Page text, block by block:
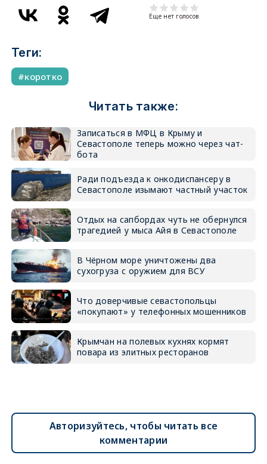
Еще нет голосов
Теги:
коротко
Читать также:
Записаться в МФЦ в Крыму и
Севастополе теперь можно через чат-
бота
Ради подъезда к онкодиспансеру в
Севастополе изымают частный участок
Отдых на сапбордах чуть не обернулся
трагедией у мыса Айя в Севастополе
В Чёрном море уничтожены два
сухогруза с оружием для ВСУ
Что доверчивые севастопольцы
«покупают» у телефонных мошенников
Крымчан на полевых кухнях кормят
повара из элитных ресторанов
Авторизуйтесь, чтобы читать все
комментарии